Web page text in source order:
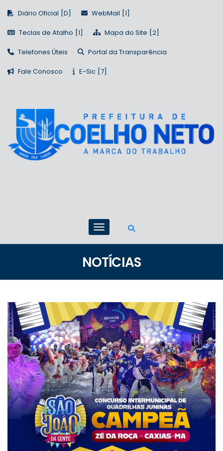
Diário Oficial WebMail
Teclas de Atalho Mapa do Site
Telefones Úteis Portal da Transparência
Fale Conosco E-Sic
NOTÍCIAS